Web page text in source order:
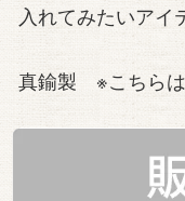
入れてみたいアイ
真鍮製 ※こちらは